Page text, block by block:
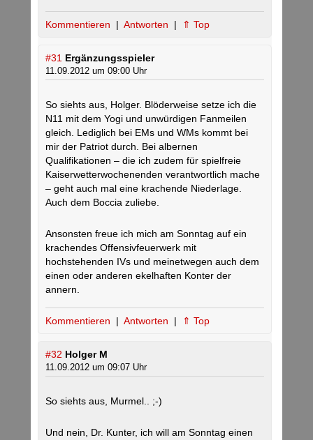
Kommentieren | Antworten | ⇑ Top
#31 Ergänzungsspieler
11.09.2012 um 09:00 Uhr
So siehts aus, Holger. Blöderweise setze ich die
N11 mit dem Yogi und unwürdigen Fanmeilen
gleich. Lediglich bei EMs und WMs kommt bei
mir der Patriot durch. Bei albernen
Qualifikationen – die ich zudem für spielfreie
Kaiserwetterwochenenden verantwortlich mache
– geht auch mal eine krachende Niederlage.
Auch dem Boccia zuliebe.
Ansonsten freue ich mich am Sonntag auf ein
krachendes Offensivfeuerwerk mit
hochstehenden IVs und meinetwegen auch dem
einen oder anderen ekelhaften Konter der
annern.
Kommentieren | Antworten | ⇑ Top
#32 Holger M
11.09.2012 um 09:07 Uhr
So siehts aus, Murmel.. ;-)
Und nein, Dr. Kunter, ich will am Sonntag einen